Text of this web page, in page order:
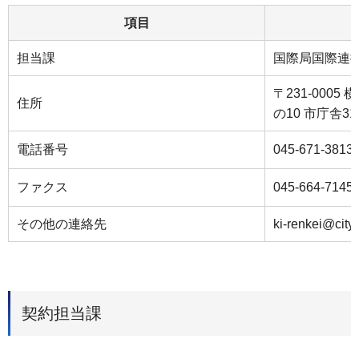
項目
担当課 国際局国際連
住所
〒231-0005
の10 市庁舎31
電話番号 045-671-3813
ファクス 045-664-7145
その他の連絡先 ki-
契約担当課